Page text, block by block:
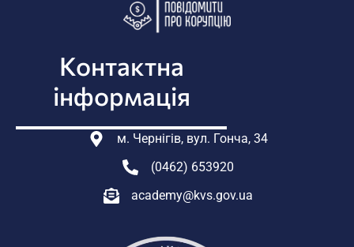
Контактна
інформація
м. Чернігів, вул. Гонча, 34
(0462) 653920
academy@kvs.gov.ua